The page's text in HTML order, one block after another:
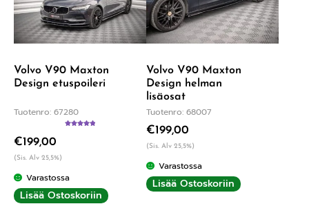
Volvo V90 Maxton
Design etuspoileri
Tuotenro: 67280
€199,00
(Sis. Alv 25,5%)
Varastossa
Lisää Ostoskoriin
Volvo V90 Maxton
Design helman
lisäosat
Tuotenro: 68007
€199,00
(Sis. Alv 25,5%)
Varastossa
Lisää Ostoskoriin